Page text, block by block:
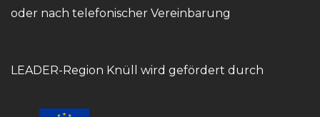
oder nach telefonischer Vereinbarung
LEADER-Region Knüll wird gefördert durch